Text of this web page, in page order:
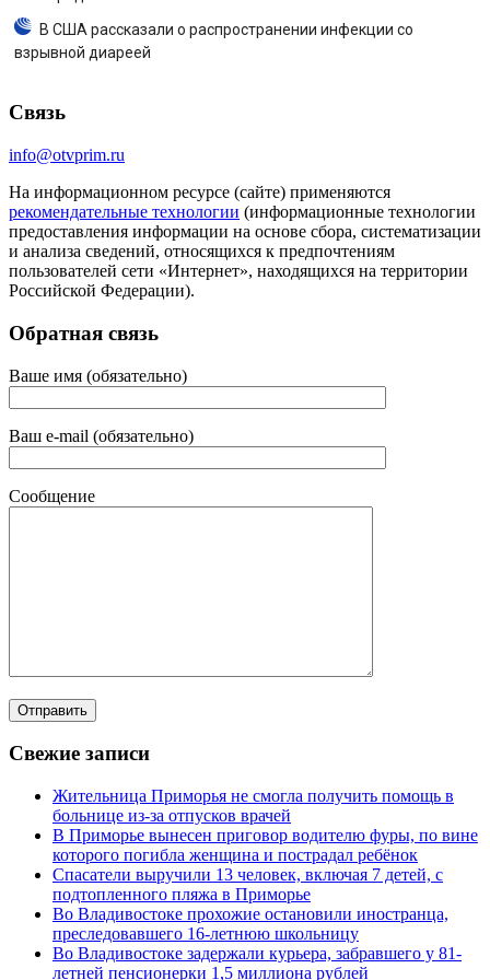
В США рассказали о распространении инфекции со
взрывной диареей
Связь
info@otvprim.ru
На информационном ресурсе (сайте) применяются
рекомендательные технологии (информационные технологии
предоставления информации на основе сбора, систематизации
и анализа сведений, относящихся к предпочтениям
пользователей сети «Интернет», находящихся на территории
Российской Федерации).
Обратная связь
Ваше имя (обязательно)
Ваш e-mail (обязательно)
Сообщение
Свежие записи
Жительница Приморья не смогла получить помощь в
больнице из-за отпусков врачей
В Приморье вынесен приговор водителю фуры, по вине
которого погибла женщина и пострадал ребёнок
Спасатели выручили 13 человек, включая 7 детей, с
подтопленного пляжа в Приморье
Во Владивостоке прохожие остановили иностранца,
преследовавшего 16-летнюю школьницу
Во Владивостоке задержали курьера, забравшего у 81-
летней пенсионерки 1,5 миллиона рублей